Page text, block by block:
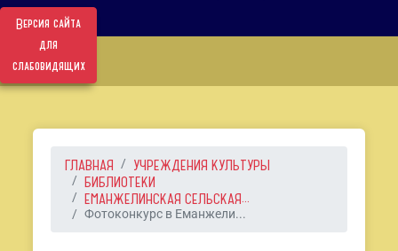
Версия сайта
для
слабовидящих
ГЛАВНАЯ
УЧРЕЖДЕНИЯ КУЛЬТУРЫ
БИБЛИОТЕКИ
ЕМАНЖЕЛИНСКАЯ СЕЛЬСКАЯ...
Фотоконкурс в Еманжели...